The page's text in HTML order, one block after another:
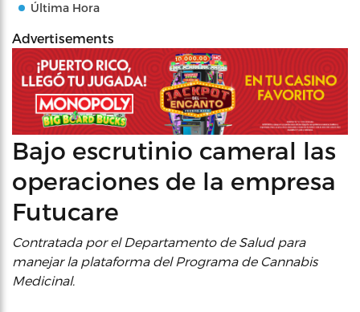
Última Hora
Advertisements
Bajo escrutinio cameral las
operaciones de la empresa
Futucare
Contratada por el Departamento de Salud para
manejar la plataforma del Programa de Cannabis
Medicinal.